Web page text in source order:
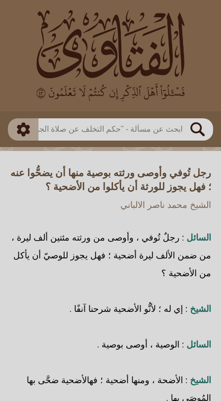
بحث
العالم
بن باز
بن العثيمين
اللجنة الدائمة
طريقة البحث
ذكي
رجل تُوفي وأوصى ورثته بوصية منها أن يضحُّوا عنه
؛ فهل يجوز للورثة أن يأكلوا من الأضحية ؟
الشيخ محمد ناصر الالباني
السائل : رجلٌ تُوفي ، وأوصى من ورثته مئتين ألف ليرة ،
من ضمن الألف ليرة أضحية ؛ فهل يجوز للوصيّ أن يأكل
من الأضحية ؟
الشيخ : إي له ؛ لأنُّو الأضحية شرحنا آنفًا .
السائل : الوصية ، أوصى بوصية .
الشيخ : الأضحة ، ومنها أضحية ؛ فهالأضحية ضحَّى بها
المُوصَى بها .